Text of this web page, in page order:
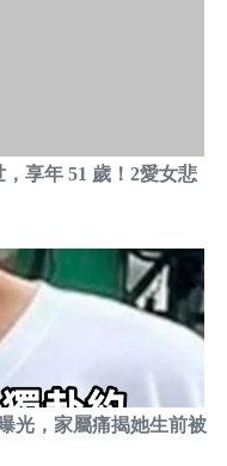
享年 51 歲！2愛女悲
光，家屬痛揭她生前被